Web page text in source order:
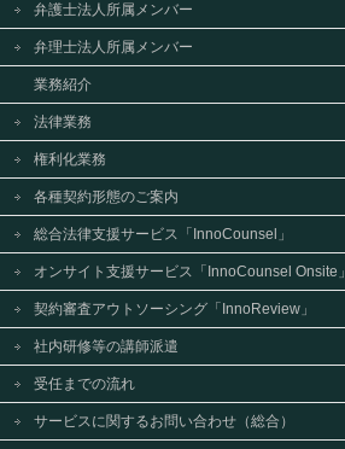
弁護士法人所属メンバー
弁理士法人所属メンバー
業務紹介
法律業務
権利化業務
各種契約形態のご案内
総合法律支援サービス「InnoCounsel」
オンサイト支援サービス「InnoCounsel Onsite」
契約審査アウトソーシング「InnoReview」
社内研修等の講師派遣
受任までの流れ
サービスに関するお問い合わせ（総合）